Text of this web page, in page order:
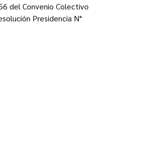
del Convenio Colectivo
Presidencia N°